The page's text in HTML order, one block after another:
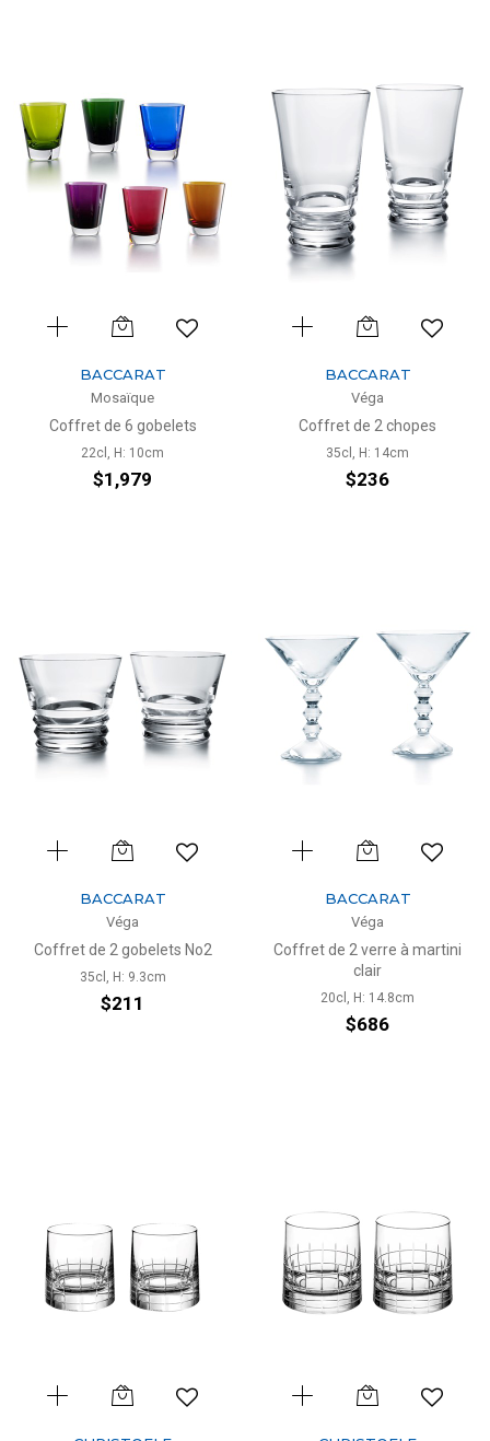
BACCARAT
Mosaïque
Coffret de 6 gobelets
22cl, H: 10cm
$1,979
BACCARAT
Véga
Coffret de 2 chopes
35cl, H: 14cm
$236
BACCARAT
Véga
Coffret de 2 gobelets No2
35cl, H: 9.3cm
$211
BACCARAT
Véga
Coffret de 2 verre à martini
clair
20cl, H: 14.8cm
$686